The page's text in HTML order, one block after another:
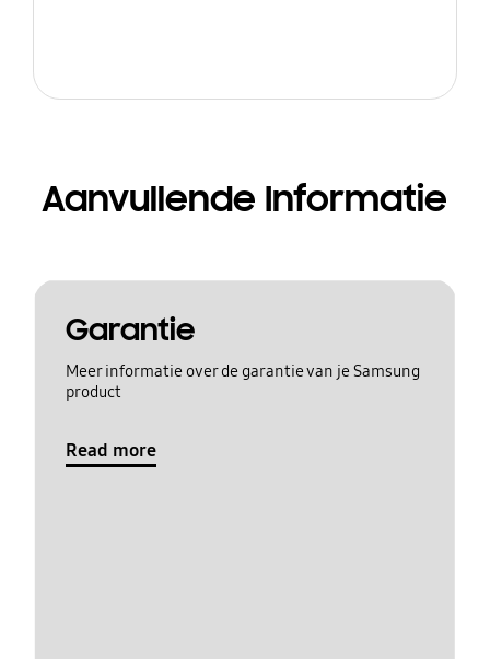
Aanvullende Informatie
Garantie
Meer informatie over de garantie van je Samsung
product
Read more